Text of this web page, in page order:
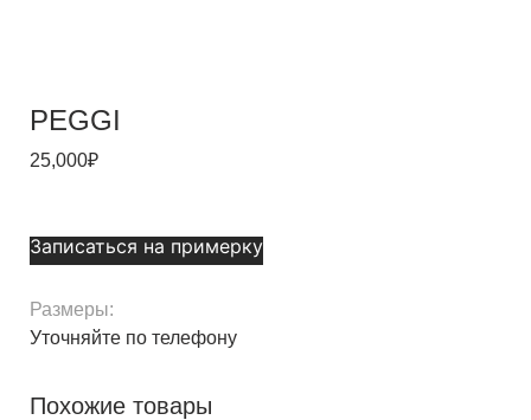
PEGGI
25,000₽
Записаться на примерку
Размеры:
Уточняйте по телефону
Похожие товары